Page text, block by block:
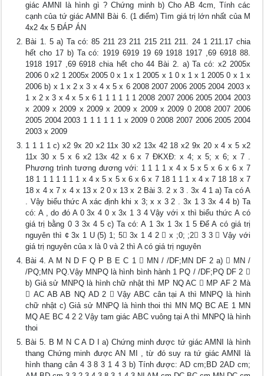
giác AMNI là hình gì ? Chứng minh b) Cho AB 4cm, Tính các
cạnh của tứ giác AMNI Bài 6. (1 điểm) Tìm giá trị lớn nhất của M
4x2 4x 5 ĐÁP ÁN
Bài 1. 5 a) Ta có: 85 211 23 211 215 211 211. 24 1 211.17 chia
hết cho 17 b) Ta có: 1919 6919 19 69 1918 1917 ,69 6918 88.
1918 1917 ,69 6918 chia hết cho 44 Bài 2. a) Ta có: x2 2005x
2006 0 x2 1 2005x 2005 0 x 1 x 1 2005 x 1 0 x 1 x 1 2005 0 x 1 x
2006 b) x 1 x 2 x 3 x 4 x 5 x 6 2008 2007 2006 2005 2004 2003 x
1 x 2 x 3 x 4 x 5 x 6 1 1 1 1 1 1 2008 2007 2006 2005 2004 2003
x 2009 x 2009 x 2009 x 2009 x 2009 x 2009 0 2008 2007 2006
2005 2004 2003 1 1 1 1 1 1 x 2009 0 2008 2007 2006 2005 2004
2003 x 2009
1 1 1 1 c) x2 9x 20 x2 11x 30 x2 13x 42 18 x2 9x 20 x 4 x 5 x2
11x 30 x 5 x 6 x2 13x 42 x 6 x 7 ĐKXĐ: x 4; x 5; x 6; x 7 .
Phương trình tương đương với: 1 1 1 1 x 4 x 5 x 5 x 6 x 6 x 7
18 1 1 1 1 1 1 1 x 4 x 5 x 5 x 6 x 6 x 7 18 1 1 1 x 4 x 7 18 18 x 7
18 x 4 x 7 x 4 x 13 x 2 0 x 13 x 2 Bài 3. 2 x 3 . 3x 4 1 a) Ta có A
. Vậy biểu thức A xác định khi x 3; x x 3 2 . 3x 1 3 3x 4 4 b) Ta
có: A , do đó A 0 3x 4 0 x 3x 1 3 4 Vậy với x thì biểu thức A có
giá trị bằng 0 3 3x 4 5 c) Ta có: A 1 3x 1 3x 1 5 Để A có giá trị
nguyên thì ¢ 3x 1 U (5) 1; 5 3x 1 4 2  x ;0; ;2 3 3  Vậy với
giá trị nguyên của x là 0 và 2 thì A có giá trị nguyên
Bài 4. A M N D F Q P B E C 1  MN / /DF;MN DF 2 a)  MN /
/PQ;MN PQ.Vậy MNPQ là hình bình hành 1 PQ / /DF;PQ DF 2 
b) Giả sử MNPQ là hình chữ nhật thì MP NQ AC  MP AF 2 Mà
 AC AB AB NQ AD 2  Vậy ABC cân tại A thì MNPQ là hình
chữ nhật c) Giả sử MNPQ là hình thoi thì MN MQ BC AE 1 MN
MQ AE BC 4 2 2 Vậy tam giác ABC vuông tại A thì MNPQ là hình
thoi
Bài 5. B M N C A D I a) Chứng minh được tứ giác AMNI là hình
thang Chứng minh được AN MI , từ đó suy ra tứ giác AMNI là
hình thang cân 4 3 8 3 1 4 3 b) Tính được: AD cm;BD 2AD cm;